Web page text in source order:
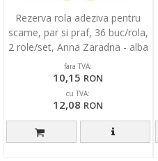
Rezerva rola adeziva pentru
scame, par si praf, 36 buc/rola,
2 role/set, Anna Zaradna - alba
fara TVA:
10,15 RON
cu TVA:
12,08 RON